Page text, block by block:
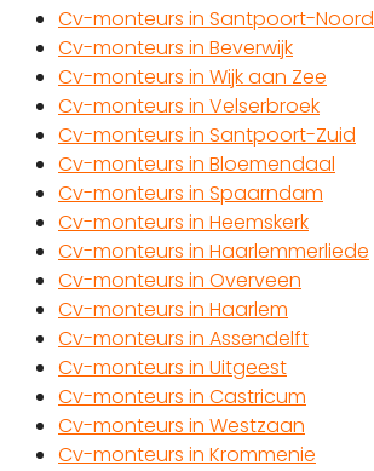
Cv-monteurs in Santpoort-Noord
Cv-monteurs in Beverwijk
Cv-monteurs in Wijk aan Zee
Cv-monteurs in Velserbroek
Cv-monteurs in Santpoort-Zuid
Cv-monteurs in Bloemendaal
Cv-monteurs in Spaarndam
Cv-monteurs in Heemskerk
Cv-monteurs in Haarlemmerliede
Cv-monteurs in Overveen
Cv-monteurs in Haarlem
Cv-monteurs in Assendelft
Cv-monteurs in Uitgeest
Cv-monteurs in Castricum
Cv-monteurs in Westzaan
Cv-monteurs in Krommenie